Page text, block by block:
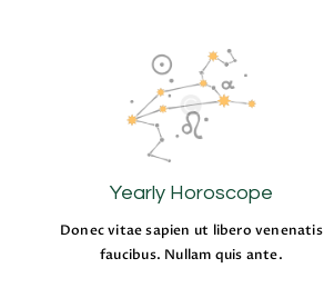
Yearly Horoscope
Donec vitae sapien ut libero venenatis
faucibus. Nullam quis ante.